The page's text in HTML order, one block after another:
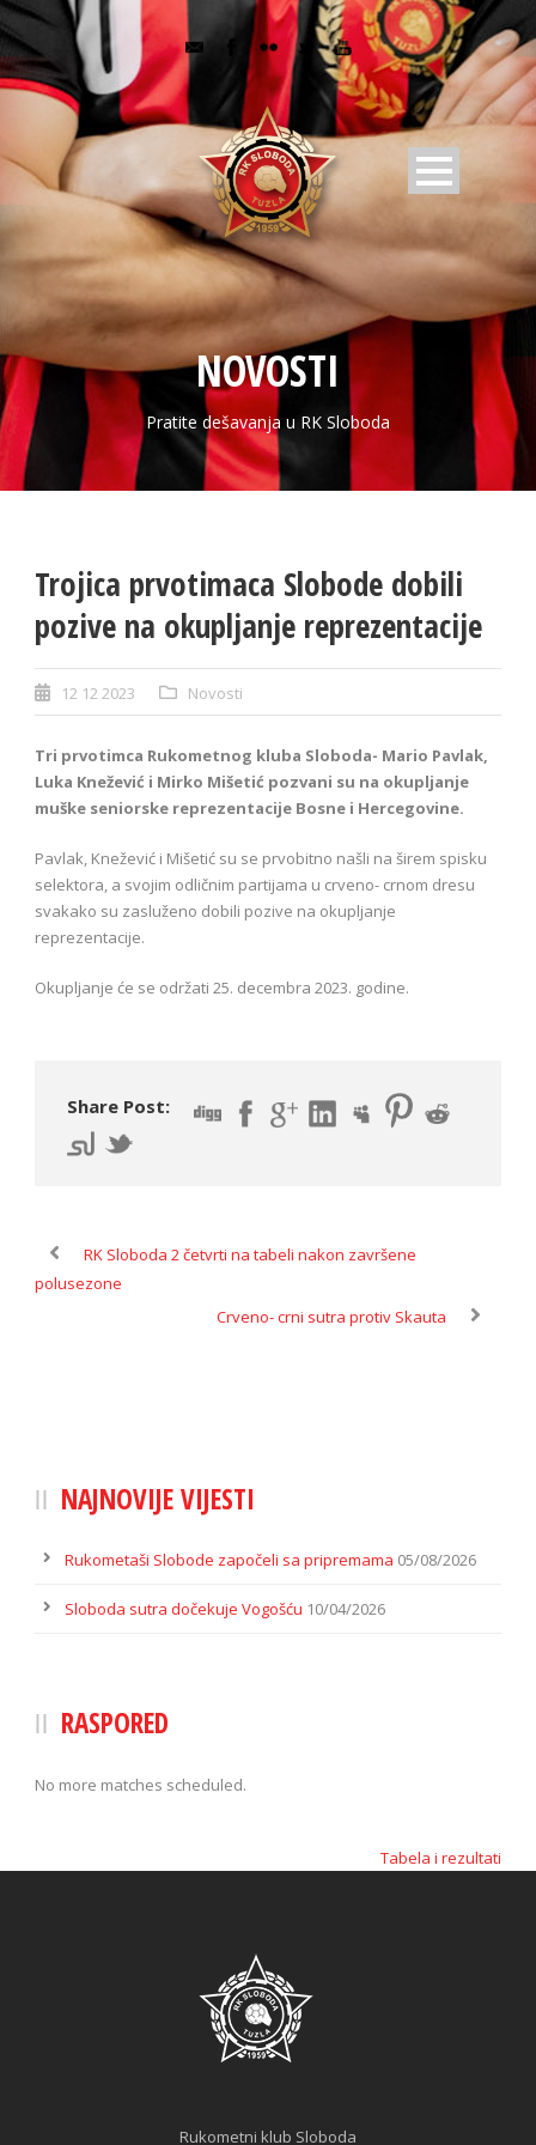
NOVOSTI
Pratite dešavanja u RK Sloboda
Trojica prvotimaca Slobode dobili
pozive na okupljanje reprezentacije
12 12 2023 Novosti
Tri prvotimca Rukometnog kluba Sloboda- Mario Pavlak,
Luka Knežević i Mirko Mišetić pozvani su na okupljanje
muške seniorske reprezentacije Bosne i Hercegovine.
Pavlak, Knežević i Mišetić su se prvobitno našli na širem spisku
selektora, a svojim odličnim partijama u crveno- crnom dresu
svakako su zasluženo dobili pozive na okupljanje
reprezentacije.
Okupljanje će se održati 25. decembra 2023. godine.
Share Post:
RK Sloboda 2 četvrti na tabeli nakon završene
polusezone
Crveno- crni sutra protiv Skauta
NAJNOVIJE VIJESTI
Rukometaši Slobode započeli sa pripremama 05/08/2026
Sloboda sutra dočekuje Vogošću 10/04/2026
RASPORED
No more matches scheduled.
Tabela i rezultati
Rukometni klub Sloboda